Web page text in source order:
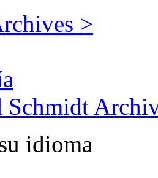
>
Schmidt
idioma